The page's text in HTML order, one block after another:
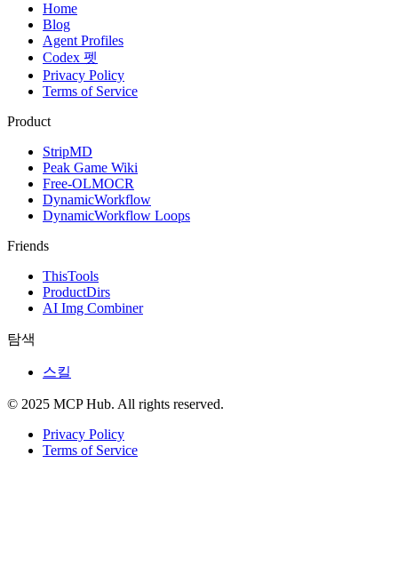
Home
Blog
Agent Profiles
Codex 펫
Privacy Policy
Terms of Service
Product
StripMD
Peak Game Wiki
Free-OLMOCR
DynamicWorkflow
DynamicWorkflow Loops
Friends
ThisTools
ProductDirs
AI Img Combiner
탐색
스킬
© 2025 MCP Hub. All rights reserved.
Privacy Policy
Terms of Service